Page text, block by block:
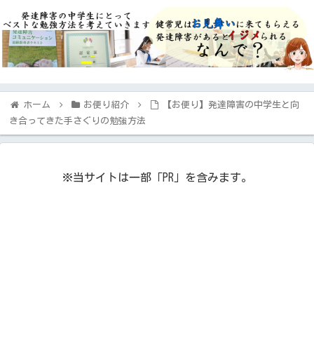
ホーム お便り紹介
【お便り】発達障害の中学生と向
き合ってきた手さぐりの勉強方法
※当サイトは一部「PR」を含みます。